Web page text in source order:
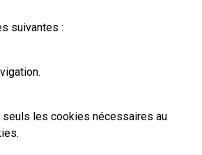
suivantes :
seuls les cookies nécessaires au
.